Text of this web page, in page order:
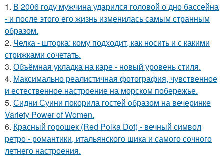
1. В 2006 году мужчина ударился головой о дно бассейна
- и после этого его жизнь изменилась самым странным
образом.
2. Челка - шторка: кому подходит, как носить и с какими
стрижками сочетать.
3. Объёмная укладка на каре - новый уровень стиля.
4. Максимально реалистичная фотография, чувственное
и естественное настроение на морском побережье.
5. Сидни Суини покорила гостей образом на вечеринке
Variety Power of Women.
6. Красный горошек (Red Polka Dot) - вечный символ
ретро - романтики, итальянского шика и самого сочного
летнего настроения.